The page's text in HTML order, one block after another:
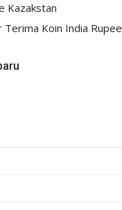
Kazakstan
Terima Koin India Rupee